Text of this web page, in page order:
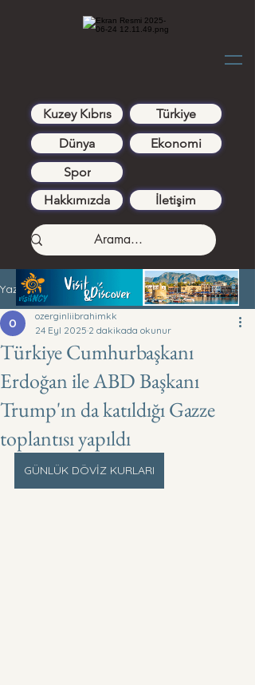
Kuzey Kıbrıs
Türkiye
Dünya
Ekonomi
Spor
Hakkımızda
İletişim
Yazı
Türkiye Cumhurbaşkanı
Erdoğan ile ABD Başkanı
Trump'ın da katıldığı Gazze
toplantısı yapıldı
ozerginliibrahimkk
24 Eyl 2025 2 dakikada okunur
GÜNLÜK DÖVİZ KURLARI